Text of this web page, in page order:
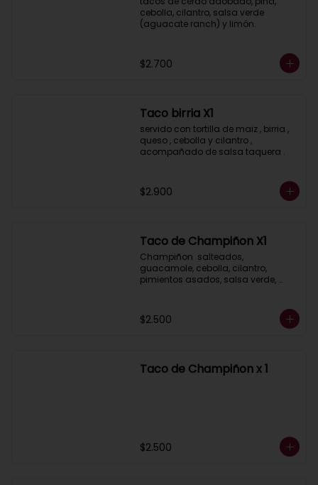
cebolla, cilantro, salsa verde
(aguacate ranch) y limón.
$2.700
Taco birria X1
servido con tortilla de maiz , birria ,
queso , cebolla y cilantro ,
acompañado de salsa taquera .
$2.900
Taco de Champiñon X1
Champiñon  salteados,
guacamole, cebolla, cilantro,
pimientos asados, salsa verde,
$2.500
Taco de Champiñon x 1
$2.500